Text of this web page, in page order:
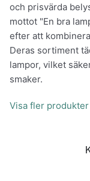
och prisvärda
mottot "En bra
efter att
Deras sortiment
lampor, vilket
smaker.
Visa fler